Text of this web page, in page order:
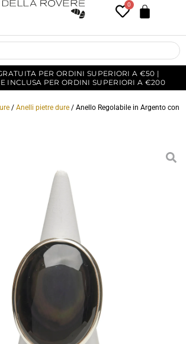
0
PER ORDINI SUPERIORI A €50 |
INCLUSA PER ORDINI SUPERIORI A €200
/ Anelli pietre dure / Anello Regolabile in Argento con